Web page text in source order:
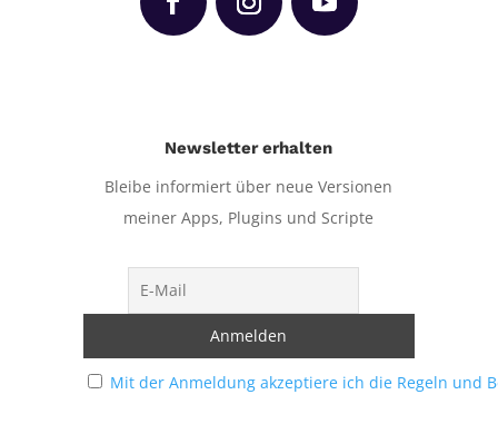
Newsletter erhalten
Bleibe informiert über neue Versionen
meiner Apps, Plugins und Scripte
Mit der Anmeldung akzeptiere ich die Regeln und